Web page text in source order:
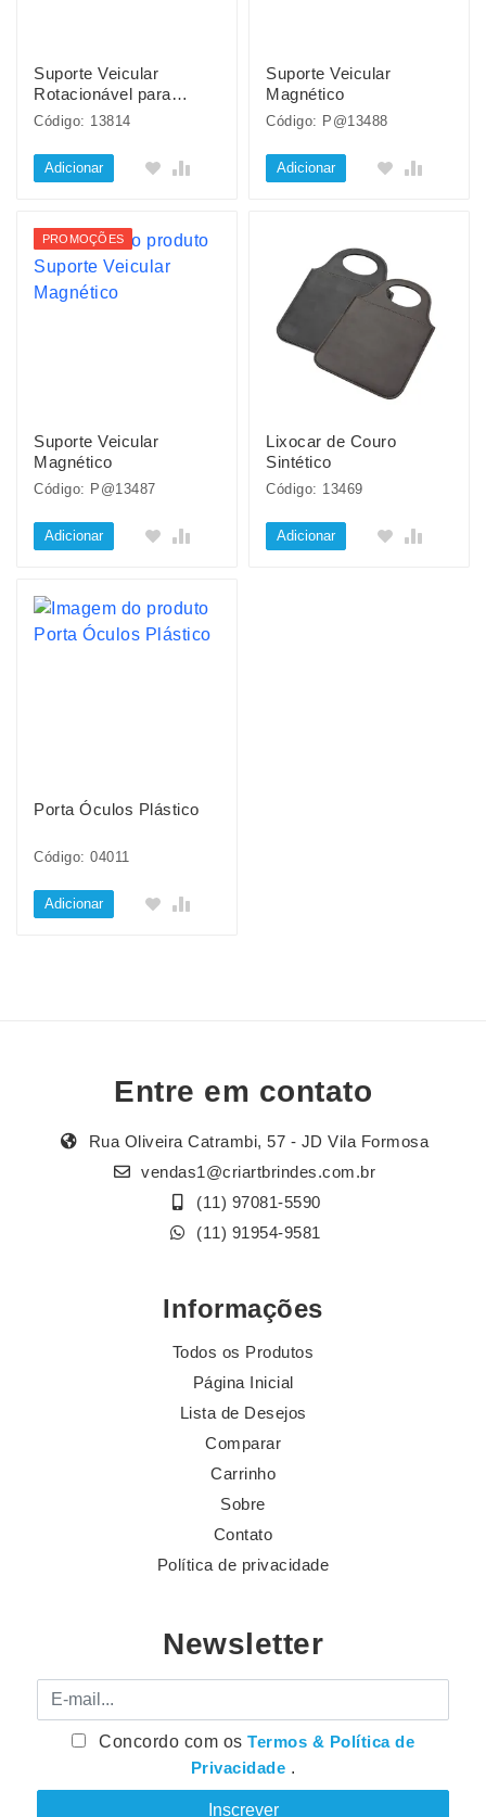
Suporte Veicular
Rotacionável para
Celular
Código: 13814
Adicionar
Suporte Veicular
Magnético
Código: P@13488
Adicionar
PROMOÇÕES
Suporte Veicular
Magnético
Código: P@13487
Adicionar
Lixocar de Couro
Sintético
Código: 13469
Adicionar
Porta Óculos Plástico
Código: 04011
Adicionar
Entre em contato
Rua Oliveira Catrambi, 57 - JD Vila Formosa
vendas1@criartbrindes.com.br
(11) 97081-5590
(11) 91954-9581
Informações
Todos os Produtos
Página Inicial
Lista de Desejos
Comparar
Carrinho
Sobre
Contato
Política de privacidade
Newsletter
E-mail
Concordo com osTermos & Política de
Privacidade .